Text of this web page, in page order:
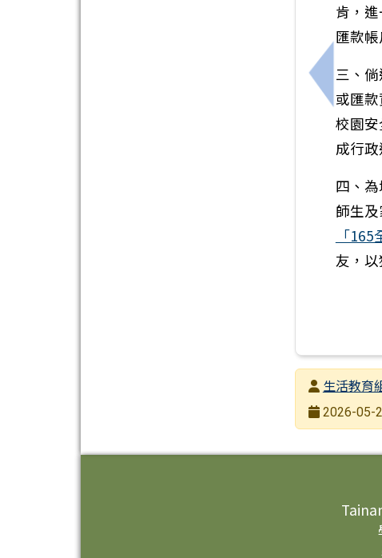
上一筆
肯，
匯款帳
三、
或匯
校園
成行
四、
師生
「165
友，
發布者生活教育
發布日期
2026-05-